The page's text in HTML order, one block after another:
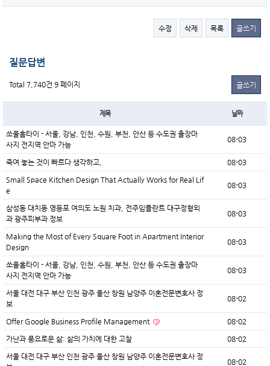
수정 삭제 목록 글쓰기
질문답변
Total 7,740건 9 페이지 글쓰기
제목 날짜
쏘울홈타이 - 서울, 강남, 인천, 수원, 부천, 안산 등 수도권 출장마
사지 전지역 안마 가능
08-03
죽여 놓는 것이 빠르다 생각하고, 08-03
Small Space Kitchen Design That Actually Works for Real Lif
e
08-03
삼성동 대치동 영등포 여의도 노원 치과, 전주임플란트 대구정형외
과 광주피부과 정보
08-03
Making the Most of Every Square Foot in Apartment Interior
Design
08-03
쏘울홈타이 - 서울, 강남, 인천, 수원, 부천, 안산 등 수도권 출장마
사지 전지역 안마 가능
08-03
서울 대전 대구 부산 인천 광주 울산 창원 남양주 이혼전문변호사 정
보
08-02
Offer Google Business Profile Management 08-02
가난과 풍요로운 삶: 삶의 가치에 대한 고찰 08-02
서울 대전 대구 부산 인천 광주 울산 창원 남양주 이혼전문변호사 정
08-02